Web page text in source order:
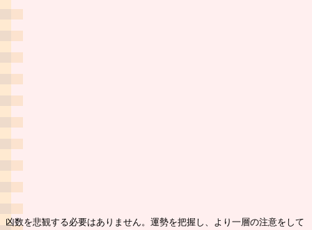
凶数を悲観する必要はありません。運勢を把握し、より一層の注意をして